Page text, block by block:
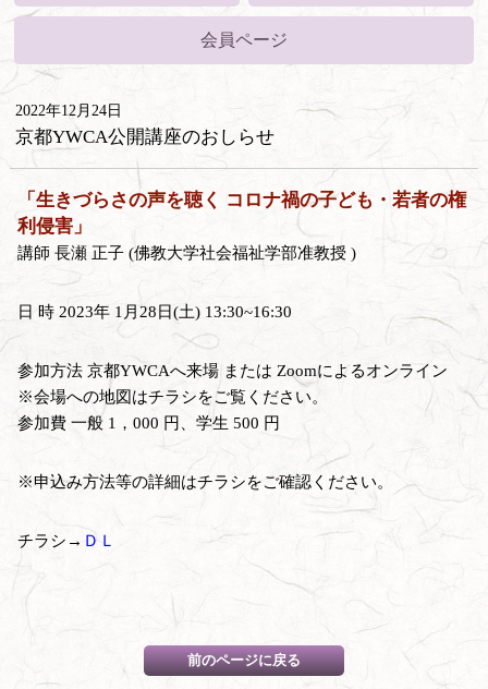
会員ページ
2022年12月24日
京都YWCA公開講座のおしらせ
「生きづらさの声を聴く コロナ禍の子ども・若者の権
利侵害」
講師 長瀬 正子 (佛教大学社会福祉学部准教授 )
日 時 2023年 1月28日(土) 13:30~16:30
参加方法 京都YWCAへ来場 または Zoomによるオンライン
※会場への地図はチラシをご覧ください。
参加費 一般 1，000 円、学生 500 円
※申込み方法等の詳細はチラシをご確認ください。
チラシ→ ＤＬ